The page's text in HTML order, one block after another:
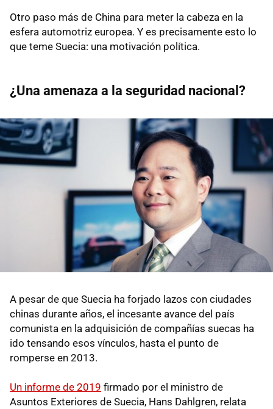
Otro paso más de China para meter la cabeza en la
esfera automotriz europea. Y es precisamente esto lo
que teme Suecia: una motivación política.
¿Una amenaza a la seguridad nacional?
A pesar de que Suecia ha forjado lazos con ciudades
chinas durante años, el incesante avance del país
comunista en la adquisición de compañías suecas ha
ido tensando esos vínculos, hasta el punto de
romperse en 2013.
Un informe de 2019 firmado por el ministro de
Asuntos Exteriores de Suecia, Hans Dahlgren, relata